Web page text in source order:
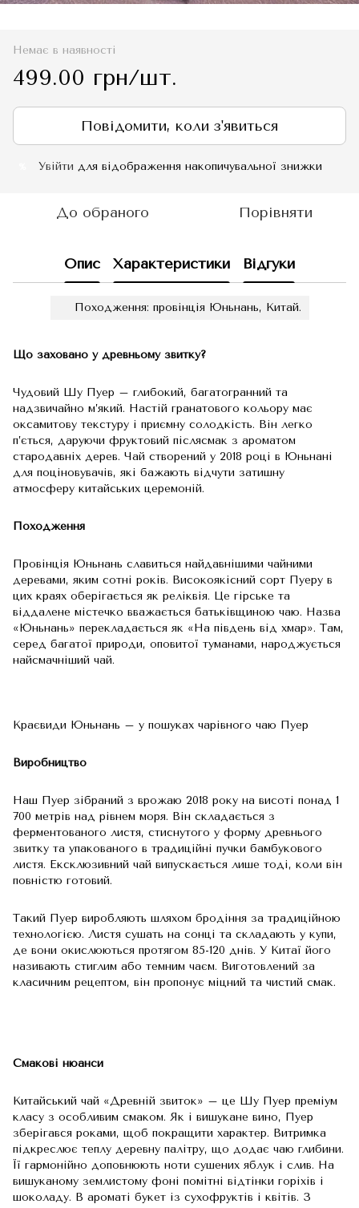
Немає в наявності
499.00 грн/шт.
Повідомити, коли з'явиться
Увійти для відображення накопичувальної знижки
До обраного Порівняти
Опис Характеристики Відгуки
Походження: провінція Юньнань, Китай.
Що заховано у древньому звитку?
Чудовий Шу Пуер – глибокий, багатогранний та
надзвичайно м’який. Настій гранатового кольору має
оксамитову текстуру і приємну солодкість. Він легко
п’ється, даруючи фруктовий післясмак з ароматом
стародавніх дерев. Чай створений у 2018 році в Юньнані
для поціновувачів, які бажають відчути затишну
атмосферу китайських церемоній.
Походження
Провінція Юньнань славиться найдавнішими чайними
деревами, яким сотні років. Високоякісний сорт Пуеру в
цих краях оберігається як реліквія. Це гірське та
віддалене містечко вважається батьківщиною чаю. Назва
«Юньнань» перекладається як «На південь від хмар». Там,
серед багатої природи, оповитої туманами, народжується
найсмачніший чай.
Краєвиди Юньнань – у пошуках чарівного чаю Пуер
Виробництво
Наш Пуер зібраний з врожаю 2018 року на висоті понад 1
700 метрів над рівнем моря. Він складається з
ферментованого листя, стиснутого у форму древнього
звитку та упакованого в традиційні пучки бамбукового
листя. Ексклюзивний чай випускається лише тоді, коли він
повністю готовий.
Такий Пуер виробляють шляхом бродіння за традиційною
технологією. Листя сушать на сонці та складають у купи,
де вони окислюються протягом 85-120 днів. У Китаї його
називають стиглим або темним чаєм. Виготовлений за
класичним рецептом, він пропонує міцний та чистий смак.
Смакові нюанси
Китайський чай «Древній звиток» – це Шу Пуер преміум
класу з особливим смаком. Як і вишукане вино, Пуер
зберігався роками, щоб покращити характер. Витримка
підкреслює теплу деревну палітру, що додає чаю глибини.
Її гармонійно доповнюють ноти сушених яблук і слив. На
вишуканому землистому фоні помітні відтінки горіхів і
шоколаду. В ароматі букет із сухофруктів і квітів. З